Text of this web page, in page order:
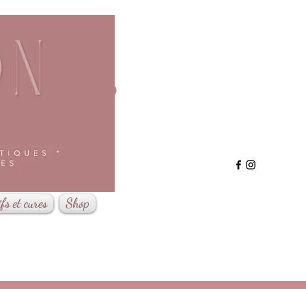
et cures Shop